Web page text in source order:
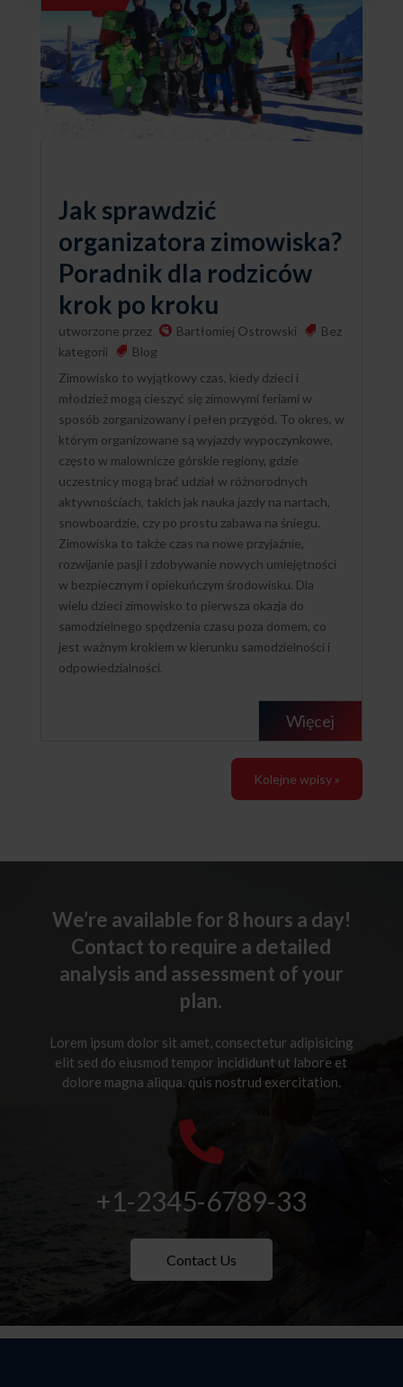
Jak sprawdzić
organizatora zimowiska?
Poradnik dla rodziców
krok po kroku
utworzone przez Bartłomiej Ostrowski
Bez
kategorii
Blog
Zimowisko to wyjątkowy czas, kiedy dzieci i
młodzież mogą cieszyć się zimowymi feriami w
sposób zorganizowany i pełen przygód. To okres, w
którym organizowane są wyjazdy wypoczynkowe,
często w malownicze górskie regiony, gdzie
uczestnicy mogą brać udział w różnorodnych
aktywnościach, takich jak nauka jazdy na nartach,
snowboardzie, czy po prostu zabawa na śniegu.
Zimowiska to także czas na nowe przyjaźnie,
rozwijanie pasji i zdobywanie nowych umiejętności
w bezpiecznym i opiekuńczym środowisku. Dla
wielu dzieci zimowisko to pierwsza okazja do
samodzielnego spędzenia czasu poza domem, co
jest ważnym krokiem w kierunku samodzielności i
odpowiedzialności.
Więcej
Kolejne wpisy »
We’re available for 8 hours a day!
Contact to require a detailed
analysis and assessment of your
plan.
Lorem ipsum dolor sit amet, consectetur adipisicing
elit sed do eiusmod tempor incididunt ut labore et
dolore magna aliqua. quis nostrud exercitation.

+1-2345-6789-33
Contact Us